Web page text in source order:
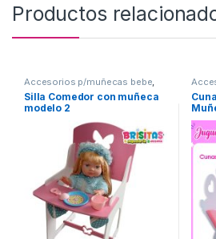
Productos
Accesorios p/muñecas bebe,
Cunas y Sillas de madera
Silla Comedor con muñeca
modelo 2